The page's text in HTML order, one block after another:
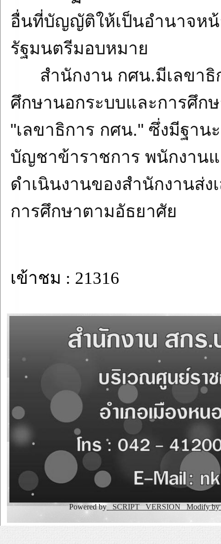
อื่นที่บัญญัติให้เป็นอำนาจห
รัฐมนตรีมอบหมาย
สำนักงาน กศน.มีเลขาธิก
ศึกษานอกระบบและการศึก
"เลขาธิการ กศน." ซึ่งมีฐาน
บัญชาข้าราชการ พนักงาน
ดำเนินงานของสำนักงานส่
การศึกษาตามอัธยาศัย
เข้าชม : 21316
Powered by _SCRIPT _VERSION Modify